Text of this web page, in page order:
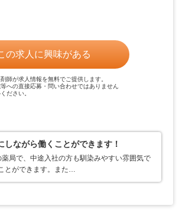
の求人に興味がある
師が求人情報を無料でご提供します。
への直接応募・問い合わせではありません
ださい。
ながら働くことができます！
局で、中途入社の方も馴染みやすい雰囲気で
とができます。また…